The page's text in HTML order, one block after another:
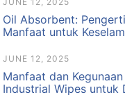
Oil Absorbent:
Manfaat untuk
JUNE 12, 2025
Manfaat dan
Industrial Wipes untuk